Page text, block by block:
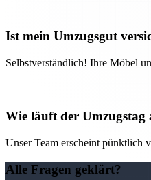
Ist mein Umzugsgut
Selbstverständlich! Ihre Möbel
Wie läuft der Umzugstag
Unser Team erscheint pünktlich
Alle Fragen geklärt?